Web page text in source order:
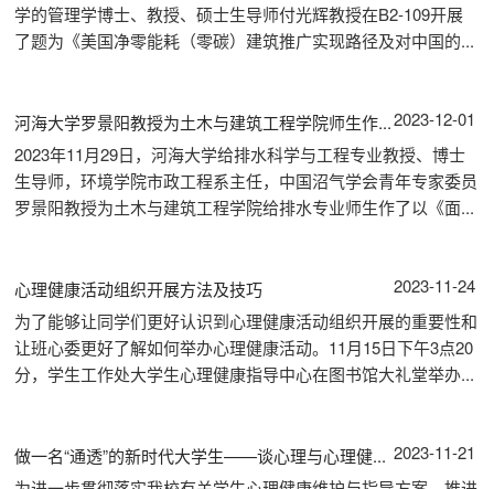
学的管理学博士、教授、硕士生导师付光辉教授在B2-109开展
了题为《美国净零能耗（零碳）建筑推广实现路径及对中国的...
河海大学罗景阳教授为土木与建筑工程学院师生作...2023-12-01
2023年11月29日，河海大学给排水科学与工程专业教授、博士
生导师，环境学院市政工程系主任，中国沼气学会青年专家委员
罗景阳教授为土木与建筑工程学院给排水专业师生作了以《面...
心理健康活动组织开展方法及技巧
2023-11-24
为了能够让同学们更好认识到心理健康活动组织开展的重要性和
让班心委更好了解如何举办心理健康活动。11月15日下午3点20
分，学生工作处大学生心理健康指导中心在图书馆大礼堂举办...
做一名“通透”的新时代大学生——谈心理与心理健... 2023-11-21